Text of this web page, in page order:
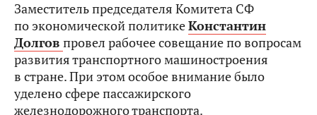
Заместитель председателя Комитета СФ
по экономической политикеКонстантин
Долгов провел рабочее совещание по вопросам
развития транспортного машиностроения
в стране. При этом особое внимание было
уделено сфере пассажирского
железнодорожного транспорта.